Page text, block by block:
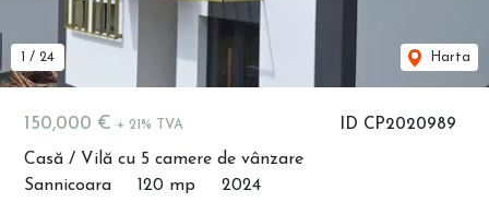
ID CP2020989
150,000 € + 21% TVA
Casă / Vilă cu 5 camere de vânzare
Sannicoara
120 mp 2024
1 / 24 Harta